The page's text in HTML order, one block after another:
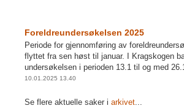
Foreldreundersøkelsen 2025
Periode for gjennomføring av
flyttet fra sen høst til januar. I Kragskogen
undersøkelsen i perioden 13.1 til og med
10.01.2025 13.40
Se flere aktuelle saker iarkivet